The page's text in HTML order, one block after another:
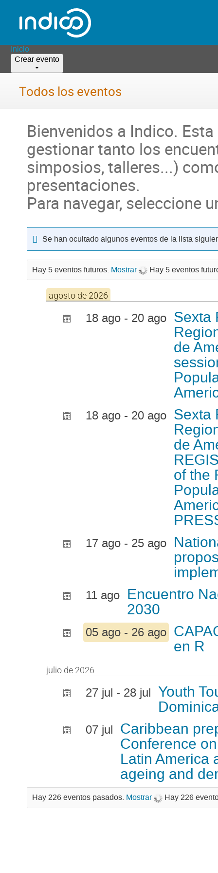
Inicio
Crear evento
Todos los eventos
Bienvenidos a Indico.
gestionar tanto los
simposios, talleres...)
presentaciones.
Para navegar, seleccione
Se han ocultado algunos eventos de la lista
Hay 5 eventos futuros. Mostrar Hay 5 eventos
agosto de 2026
18 ago - 20 ago Sexta
de
18 ago - 20 ago Sexta
de
of the
17 ago - 25 ago
11 ago Encuentro
2030
05 ago - 26 ago
en R
julio de 2026
27 jul - 28 jul Youth
07 jul Caribbean
Conference
Latin America
ageing and
Hay 226 eventos pasados. Mostrar Hay 226